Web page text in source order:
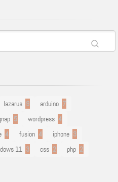
lazarus 9 arduino 7
5 wordpress 4
4 fusion 4 iphone 3
11 3 css 2 php 2